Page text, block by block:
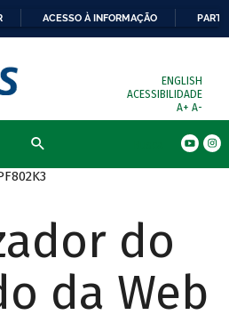
ACESSO À INFORMAÇÃO
ENGLISH
ACESSIBILIDADE
A+ A-
do
da Web